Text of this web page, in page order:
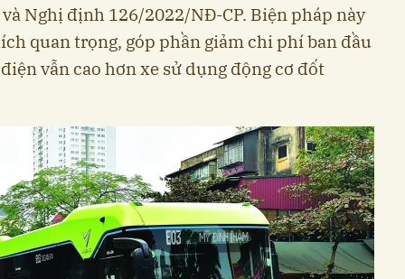
Nghị định 126/2022/NĐ-CP. Biện pháp này
quan trọng, góp phần giảm chi phí ban đầu
vẫn cao hơn xe sử dụng động cơ đốt